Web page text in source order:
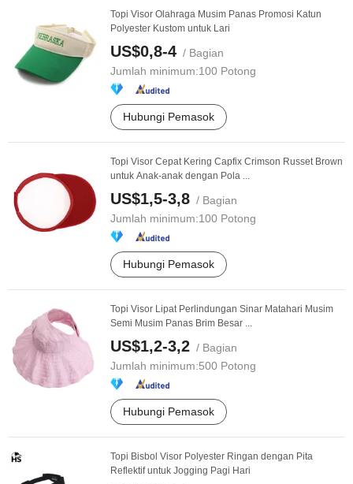
Topi Visor Olahraga Musim Panas Promosi Katun
Polyester Kustom untuk Lari
US$0,8-4 / Bagian
Jumlah minimum:100 Potong
Hubungi Pemasok
Topi Visor Cepat Kering Capfix Crimson Russet Brown
untuk Anak-anak dengan Pola ...
US$1,5-3,8 / Bagian
Jumlah minimum:100 Potong
Hubungi Pemasok
Topi Visor Lipat Perlindungan Sinar Matahari Musim
Semi Musim Panas Brim Besar ...
US$1,2-3,2 / Bagian
Jumlah minimum:500 Potong
Hubungi Pemasok
Topi Bisbol Visor Polyester Ringan dengan Pita
Reflektif untuk Jogging Pagi Hari